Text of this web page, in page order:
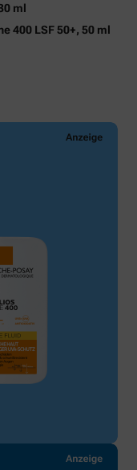
ml
400 LSF 50+, 50 ml